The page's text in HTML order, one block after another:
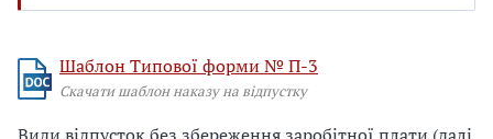
Шаблон Типової форми № П-3
Скачати шаблон наказу на відпустку